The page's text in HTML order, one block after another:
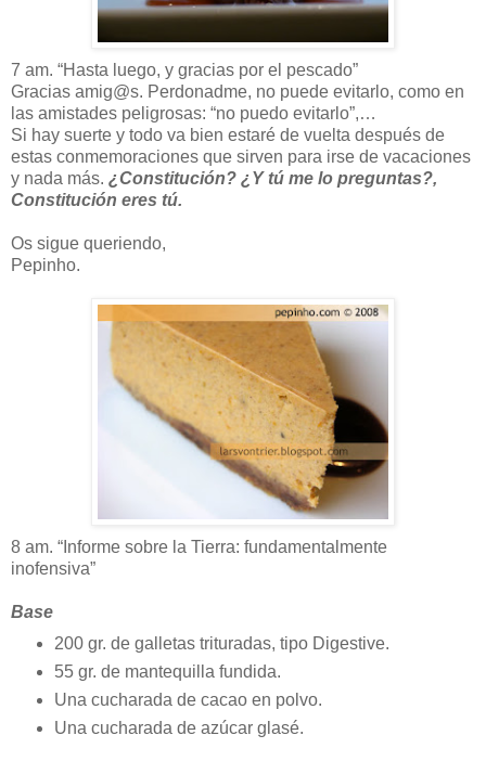
7 am. “Hasta luego, y gracias por el pescado”
Gracias amig@s. Perdonadme, no puede evitarlo, como en
las amistades peligrosas: “no puedo evitarlo”,…
Si hay suerte y todo va bien estaré de vuelta después de
estas conmemoraciones que sirven para irse de vacaciones
y nada más. ¿Constitución? ¿Y tú me lo preguntas?,
Constitución eres tú.
Os sigue queriendo,
Pepinho.
8 am. “Informe sobre la Tierra: fundamentalmente
inofensiva”
Base
200 gr. de galletas trituradas, tipo Digestive.
55 gr. de mantequilla fundida.
Una cucharada de cacao en polvo.
Una cucharada de azúcar glasé.